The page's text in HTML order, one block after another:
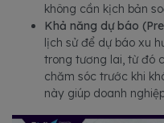
không cần kịch bản
Khả năng dự báo
lịch sử để dự báo xu
trong tương lai, từ đó
chăm sóc trước khi
này giúp doanh